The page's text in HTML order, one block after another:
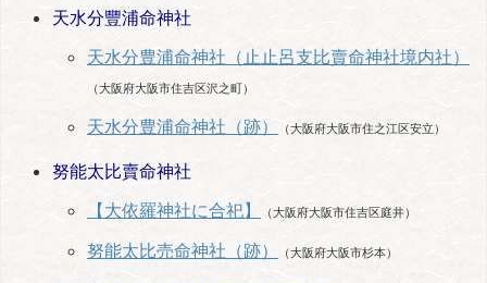
天水分豐浦命神社
天水分豊浦命神社（止止呂支比賣命神社境内社）
（大阪府大阪市住吉区沢之町）
天水分豊浦命神社（跡） （大阪府大阪市住之江区安立）
努能太比賣命神社
【大依羅神社に合祀】
（大阪府大阪市住吉区庭井）
努能太比売命神社（跡） （大阪府大阪市杉本）